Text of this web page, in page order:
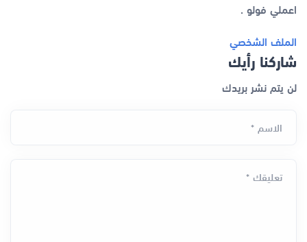
اعملي فولو .
الملف الشخصي
شاركنا رأيك
لن يتم نشر بريدك
الاسم *
تعليقك *